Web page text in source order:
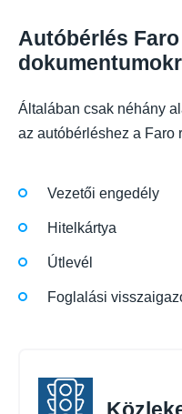
Autóbérlés
Általában csak néhány
az autóbérléshez a Faro
Vezetői engedély
Hitelkártya
Útlevél
Foglalási